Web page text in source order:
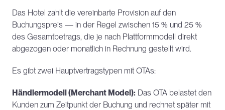
Das Hotel zahlt die vereinbarte Provision auf den
Buchungspreis — in der Regel zwischen 15 % und 25 %
des Gesamtbetrags, die je nach Plattformmodell direkt
abgezogen oder monatlich in Rechnung gestellt wird.
Es gibt zwei Hauptvertragstypen mit OTAs:
Händlermodell (Merchant Model): Das OTA belastet den
Kunden zum Zeitpunkt der Buchung und rechnet später mit